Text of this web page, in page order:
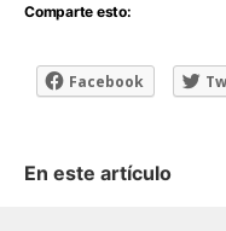
Comparte esto:
Facebook
En este artículo